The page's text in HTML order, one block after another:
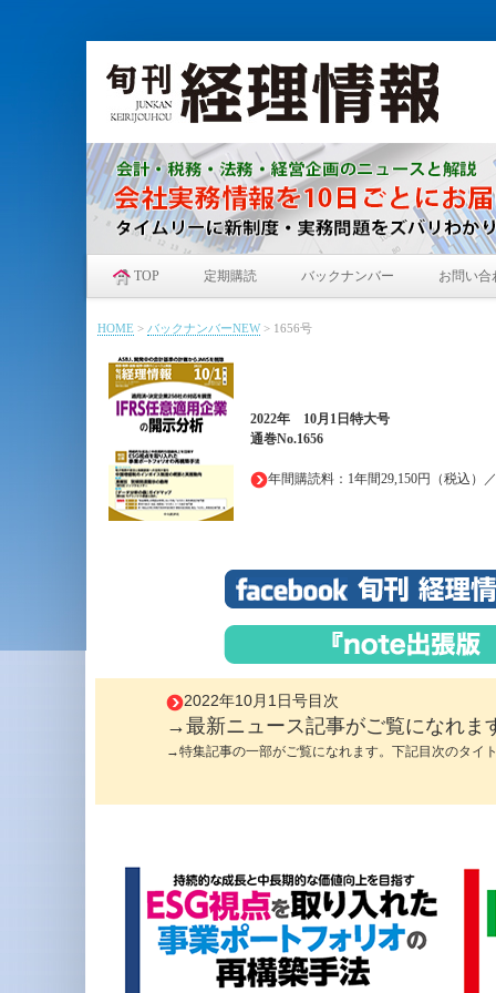
TOP 定期購読 バックナンバー お問い合
HOME > バックナンバーNEW> 1656号
2022年 10月1日特大号
通巻No.1656
年間購読料：1年間29,150円（税込）
2022年10月1日号目次
→最新ニュース記事がご覧になれま
→特集記事の一部がご覧になれます。下記目次のタイ